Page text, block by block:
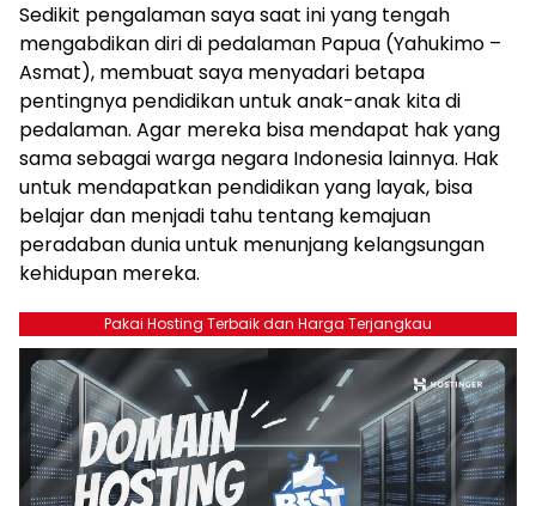
Sedikit pengalaman saya saat ini yang tengah
mengabdikan diri di pedalaman Papua (Yahukimo –
Asmat), membuat saya menyadari betapa
pentingnya pendidikan untuk anak-anak kita di
pedalaman. Agar mereka bisa mendapat hak yang
sama sebagai warga negara Indonesia lainnya. Hak
untuk mendapatkan pendidikan yang layak, bisa
belajar dan menjadi tahu tentang kemajuan
peradaban dunia untuk menunjang kelangsungan
kehidupan mereka.
Pakai Hosting Terbaik dan Harga Terjangkau